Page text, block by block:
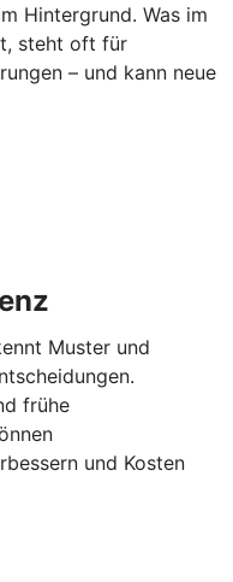
Hintergrund. Was im
steht oft für
– und kann neue
Muster und
frühe
und Kosten